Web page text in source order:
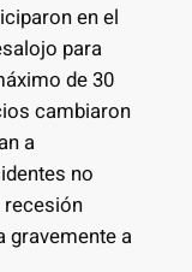
en el
para
de 30
cambiaron
a
no
recesión
gravemente a